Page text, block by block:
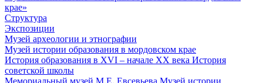
крае»
Структура
Экспозиции
Музей археологии и этнографии
Музей истории образования в мордовском крае
История образования в XVI – начале XX века История
советской школы
Мемориальный музей М.Е. Евсевьева Музей истории